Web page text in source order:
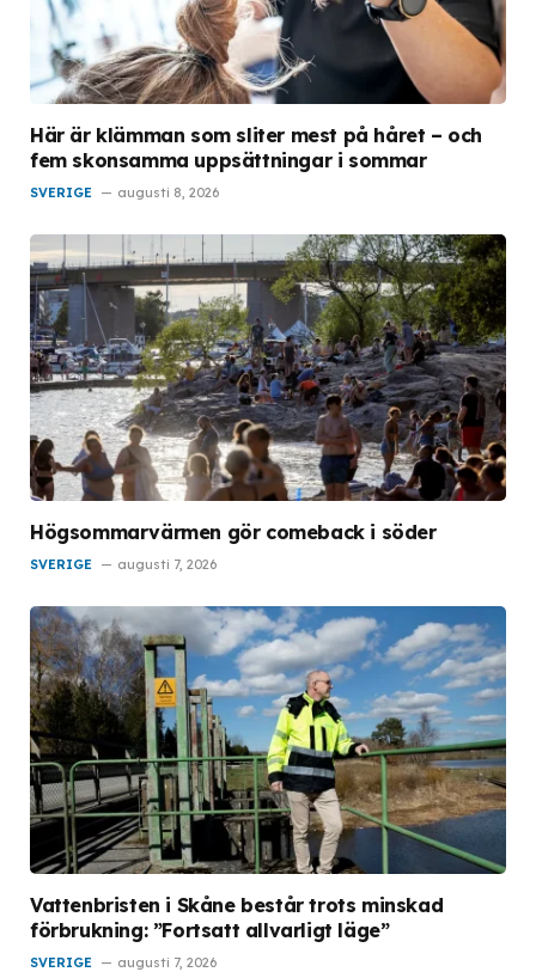
Här är klämman som sliter mest på håret – och
fem skonsamma uppsättningar i sommar
SVERIGE augusti 8, 2026
Högsommarvärmen gör comeback i söder
SVERIGE augusti 7, 2026
Vattenbristen i Skåne består trots minskad
förbrukning: ”Fortsatt allvarligt läge”
SVERIGE augusti 7, 2026